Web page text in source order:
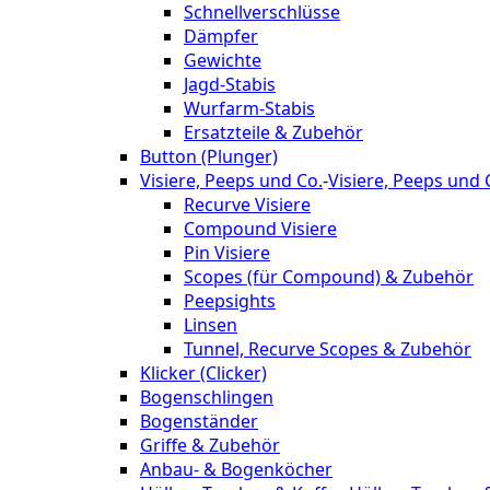
Schnellverschlüsse
Dämpfer
Gewichte
Jagd-Stabis
Wurfarm-Stabis
Ersatzteile & Zubehör
Button (Plunger)
Visiere, Peeps und Co.-Visiere, Peeps und
Recurve Visiere
Compound Visiere
Pin Visiere
Scopes (für Compound) & Zubehör
Peepsights
Linsen
Tunnel, Recurve Scopes & Zubehör
Klicker (Clicker)
Bogenschlingen
Bogenständer
Griffe & Zubehör
Anbau- & Bogenköcher